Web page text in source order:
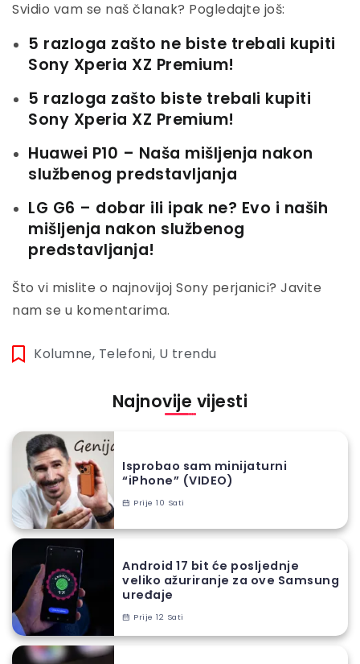
Svidio vam se naš članak? Pogledajte još:
5 razloga zašto ne biste trebali kupiti
Sony Xperia XZ Premium!
5 razloga zašto biste trebali kupiti
Sony Xperia XZ Premium!
Huawei P10 – Naša mišljenja nakon
službenog predstavljanja
LG G6 – dobar ili ipak ne? Evo i naših
mišljenja nakon službenog
predstavljanja!
Što vi mislite o najnovijoj Sony perjanici? Javite
nam se u komentarima.
Kolumne, Telefoni, U trendu
Najnovije vijesti
Isprobao sam minijaturni
“iPhone” (VIDEO)
Prije 10 Sati
Android 17 bit će posljednje
veliko ažuriranje za ove Samsung
uređaje
Prije 12 Sati